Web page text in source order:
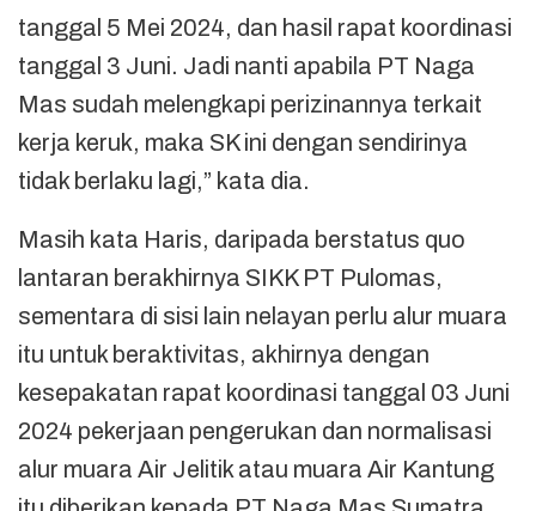
tanggal 5 Mei 2024, dan hasil rapat koordinasi
tanggal 3 Juni. Jadi nanti apabila PT Naga
Mas sudah melengkapi perizinannya terkait
kerja keruk, maka SK ini dengan sendirinya
tidak berlaku lagi,” kata dia.
Masih kata Haris, daripada berstatus quo
lantaran berakhirnya SIKK PT Pulomas,
sementara di sisi lain nelayan perlu alur muara
itu untuk beraktivitas, akhirnya dengan
kesepakatan rapat koordinasi tanggal 03 Juni
2024 pekerjaan pengerukan dan normalisasi
alur muara Air Jelitik atau muara Air Kantung